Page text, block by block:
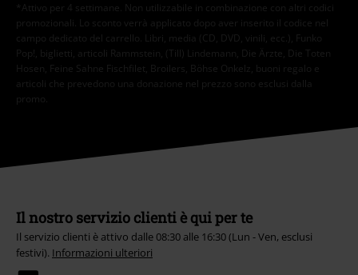
*Attivo per 4 settimane. Non utilizzabile in combinazione con altri codici
promozionali. Lo sconto verrà applicato dopo aver inserito il codice nel
campo dedicato del carrello. Libri, media (CD, DVD, vinili, ecc.), Funko
Pop!, biglietti, articoli Rammstein, (Till) Lindemann, Die Ärzte, Die Toten
Hosen, Feine Sahne Fischfilet, Broilers, Böhse Onkelz, buoni regalo e
articoli che prevedono una donazione nel prezzo sono esclusi dalla
promo.
Il nostro servizio clienti è qui per te
Il servizio clienti è attivo dalle 08:30 alle 16:30 (Lun - Ven, esclusi
festivi). Informazioni ulteriori